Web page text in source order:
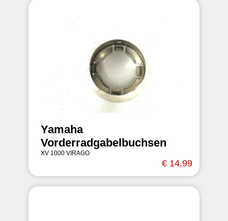
Yamaha
Vorderradgabelbuchsen
XV 1000 VIRAGO
€ 14,99